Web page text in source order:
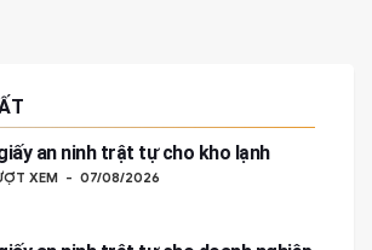
an ninh trật tự cho kho lạnh
XEM 07/08/2026